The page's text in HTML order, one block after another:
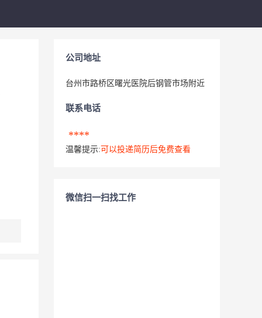
公司地址
台州市路桥区曙光医院后钢管市场附近
联系电话
****
温馨提示: 可以投递简历后免费查看
微信扫一扫找工作